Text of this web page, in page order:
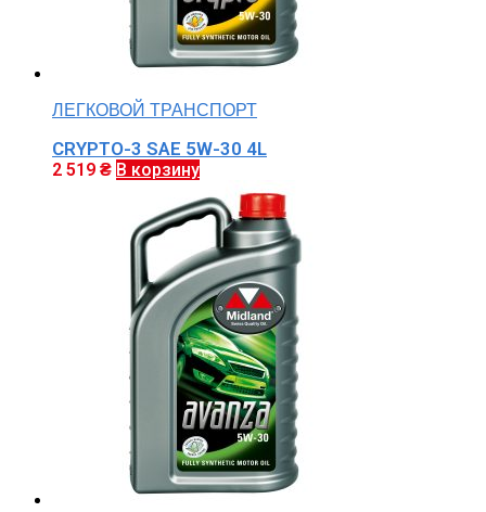
ЛЕГКОВОЙ ТРАНСПОРТ
CRYPTO-3 SAE 5W-30 4L
2 519 ₴ В корзину